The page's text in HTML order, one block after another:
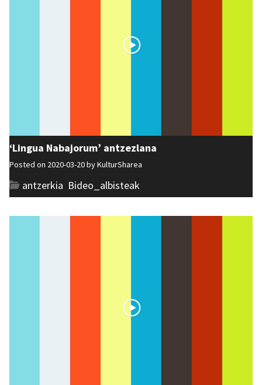
‘Lingua Nabajorum’ antzezlana
Posted on 2020-03-20 byKulturSharea
antzerkia Bideo_albisteak